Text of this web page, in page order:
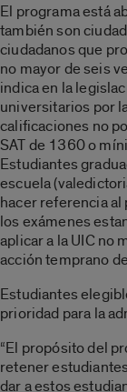
El programa está
también son
ciudadanos que
no mayor de seis
indica en la
universitarios por
calificaciones no
SAT de 1360 o
Estudiantes
escuela
hacer referencia
los exámenes
aplicar a la UIC no
acción temprano
Estudiantes
prioridad para la
“El propósito del
retener
dar a estos